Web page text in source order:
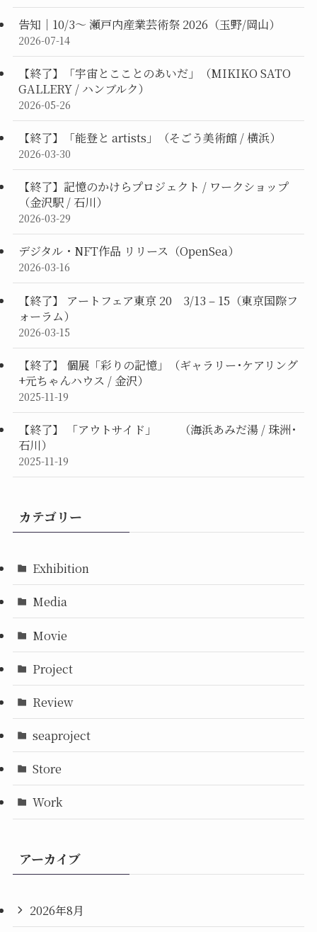
告知｜10/3〜 瀬戸内産業芸術祭 2026（玉野/岡山）
2026-07-14
【終了】「宇宙とこことのあいだ」（MIKIKO SATO
GALLERY / ハンブルク）
2026-05-26
【終了】「能登と artists」（そごう美術館 / 横浜）
2026-03-30
【終了】記憶のかけらプロジェクト / ワークショップ
（金沢駅 / 石川）
2026-03-29
デジタル・NFT作品 リリース（OpenSea）
2026-03-16
【終了】 アートフェア東京 20 3/13 – 15（東京国際フ
ォーラム）
2026-03-15
【終了】 個展「彩りの記憶」（ギャラリー･ケアリング
+元ちゃんハウス / 金沢）
2025-11-19
【終了】 「アウトサイド」 （海浜あみだ湯 / 珠洲･
石川）
2025-11-19
カテゴリー
Exhibition
Media
Movie
Project
Review
seaproject
Store
Work
アーカイブ
2026年8月